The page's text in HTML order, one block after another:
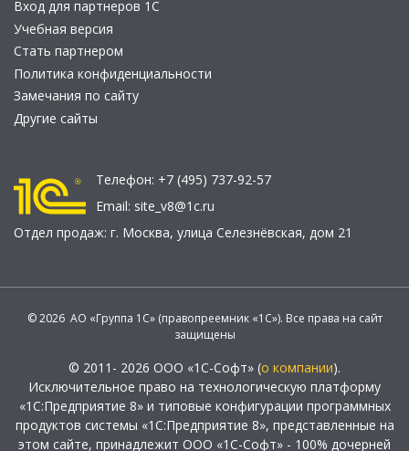
Вход для партнеров 1С
Учебная версия
Стать партнером
Политика конфиденциальности
Замечания по сайту
Другие сайты
Телефон: +7 (495) 737-92-57
Email: site_v8@1c.ru
Отдел продаж: г. Москва, улица Селезнёвская, дом 21
© 2026 АО «Группа 1С» (правопреемник «1С»). Все права на сайт
защищены
© 2011- 2026 ООО «1С-Софт» (о компании).
Исключительное право на технологическую платформу
«1С:Предприятие 8» и типовые конфигурации программных
продуктов системы «1С:Предприятие 8», представленные на
этом сайте, принадлежит ООО «1С-Софт» - 100% дочерней